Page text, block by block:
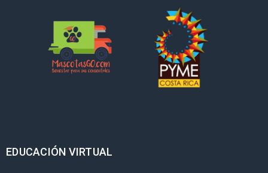
EDUCACIÓN VIRTUAL